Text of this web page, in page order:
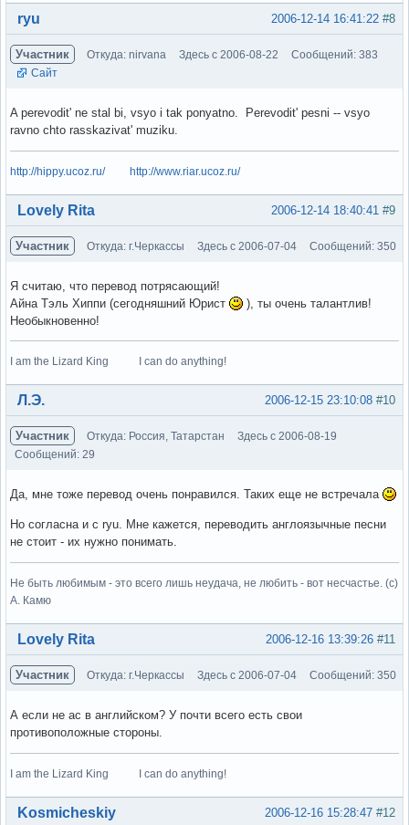
Вне форума #8
2006-12-14 16:41:22
ryu
Участник Откуда: nirvana Здесь с 2006-08-22
Сообщений: 383
Сайт
A perevodit' ne stal bi, vsyo i tak ponyatno. Perevodit' pesni -- vsyo
ravno chto rasskazivat' muziku.
http://hippy.ucoz.ru/ http://www.riar.ucoz.ru/
Вне форума #9
2006-12-14 18:40:41
Lovely Rita
Участник Откуда: г.Черкассы Здесь с 2006-07-04 Сообщений: 350
Я считаю, что перевод потрясающий!
Айна Тэль Хиппи (сегодняшний Юрист
), ты очень талантлив!
Необыкновенно!
I am the Lizard King I can do anything!
Вне форума #10
2006-12-15 23:10:08
Л.Э.
Участник Откуда: Россия, Татарстан
Здесь с 2006-08-19
Сообщений: 29
Да, мне тоже перевод очень понравился. Таких еще не встречала
Но согласна и с ryu. Мне кажется, переводить англоязычные песни
не стоит - их нужно понимать.
Не быть любимым - это всего лишь неудача, не любить - вот несчастье. (с)
А. Камю
Вне форума #11
2006-12-16 13:39:26
Lovely Rita
Участник Откуда: г.Черкассы Здесь с 2006-07-04 Сообщений: 350
А если не ас в английском? У почти всего есть свои
противоположные стороны.
I am the Lizard King I can do anything!
Вне форума #12
2006-12-16 15:28:47
Kosmicheskiy